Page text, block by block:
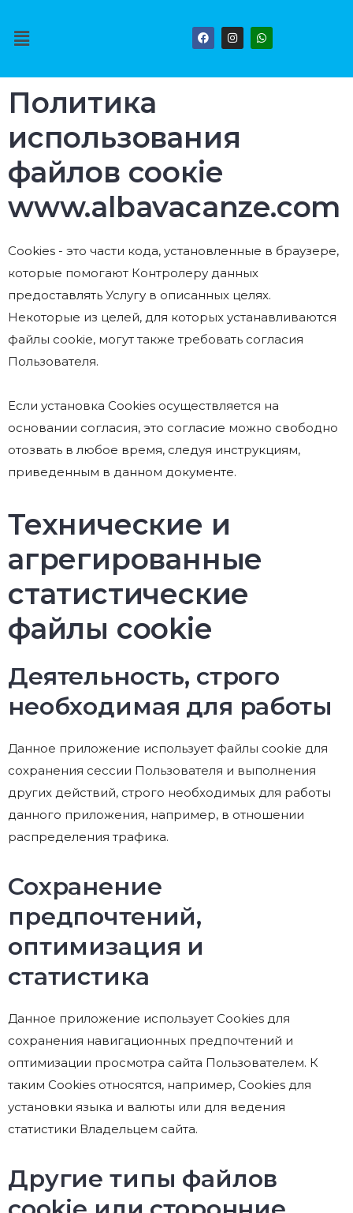
Политика
использования
файлов соокіе
www.albavacanze.com
Cookies - это части кода, установленные в браузере,
которые помогают Контролеру данных
предоставлять Услугу в описанных целях.
Некоторые из целей, для которых устанавливаются
файлы cookie, могут также требовать согласия
Пользователя.
Если установка Cookies осуществляется на
основании согласия, это согласие можно свободно
отозвать в любое время, следуя инструкциям,
приведенным в данном документе.
Технические и
агрегированные
статистические
файлы cookie
Деятельность, строго
необходимая для работы
Данное приложение использует файлы cookie для
сохранения сессии Пользователя и выполнения
других действий, строго необходимых для работы
данного приложения, например, в отношении
распределения трафика.
Сохранение
предпочтений,
оптимизация и
статистика
Данное приложение использует Cookies для
сохранения навигационных предпочтений и
оптимизации просмотра сайта Пользователем. К
таким Cookies относятся, например, Cookies для
установки языка и валюты или для ведения
статистики Владельцем сайта.
Другие типы файлов